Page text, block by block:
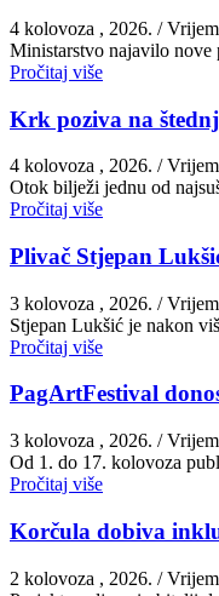
4 kolovoza , 2026. /
Ministarstvo najavilo
Pročitaj više
Krk poziva na
4 kolovoza , 2026. /
Otok bilježi jednu od
Pročitaj više
Plivač Stjepan
3 kolovoza , 2026. /
St​jepan Lukšić je nakon
Pročitaj više
PagArtFestival
3 kolovoza , 2026. /
Od 1. do 17. kolovoza
Pročitaj više
Korčula dobiva
2 kolovoza , 2026. /